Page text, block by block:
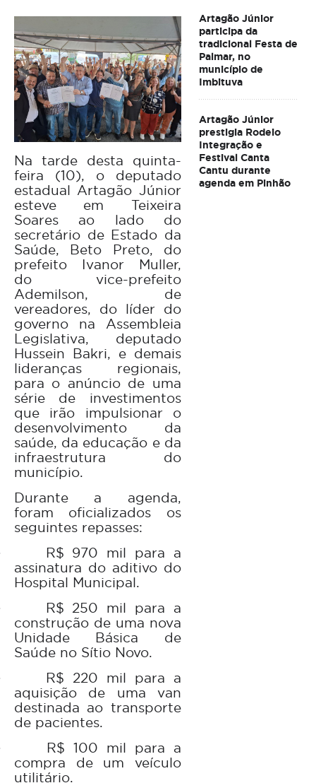
Na tarde desta quinta-
feira (10), o deputado
estadual Artagão Júnior
esteve em Teixeira
Soares ao lado do
secretário de Estado da
Saúde, Beto Preto, do
prefeito Ivanor Muller,
do vice-prefeito
Ademilson, de
vereadores, do líder do
governo na Assembleia
Legislativa, deputado
Hussein Bakri, e demais
lideranças regionais,
para o anúncio de uma
série de investimentos
que irão impulsionar o
desenvolvimento da
saúde, da educação e da
infraestrutura do
município.
Durante a agenda,
foram oficializados os
seguintes repasses:
R$ 970 mil para a
assinatura do aditivo do
Hospital Municipal.
R$ 250 mil para a
construção de uma nova
Unidade Básica de
Saúde no Sítio Novo.
R$ 220 mil para a
aquisição de uma van
destinada ao transporte
de pacientes.
R$ 100 mil para a
compra de um veículo
utilitário.
Artagão Júnior
participa da
tradicional Festa de
Palmar, no
município de
Imbituva
Artagão Júnior
prestigia Rodeio
Integração e
Festival Canta
Cantu durante
agenda em Pinhão